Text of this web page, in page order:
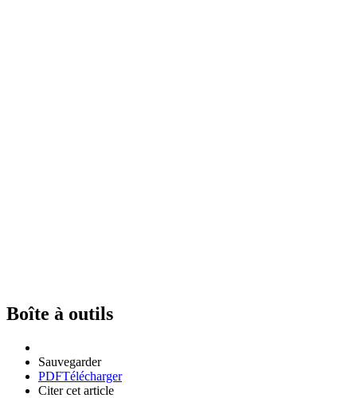
Boîte à outils
Sauvegarder
PDFTélécharger
Citer cet article